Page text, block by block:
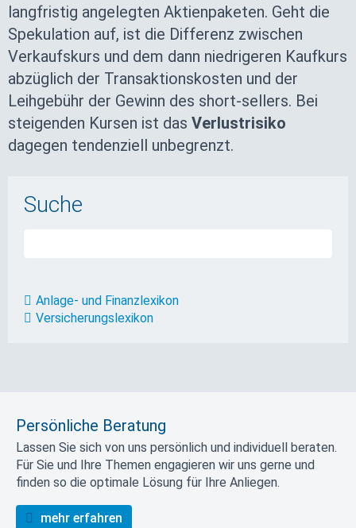
langfristig angelegten Aktienpaketen. Geht die
Spekulation auf, ist die Differenz zwischen
Verkaufskurs und dem dann niedrigeren Kaufkurs
abzüglich der Transaktionskosten und der
Leihgebühr der Gewinn des short-sellers. Bei
steigenden Kursen ist das Verlustrisiko
dagegen tendenziell unbegrenzt.
Suche
Anlage- und Finanzlexikon
Versicherungslexikon
Persönliche Beratung
Lassen Sie sich von uns persönlich und individuell beraten.
Für Sie und Ihre Themen engagieren wir uns gerne und
finden so die optimale Lösung für Ihre Anliegen.
mehr erfahren